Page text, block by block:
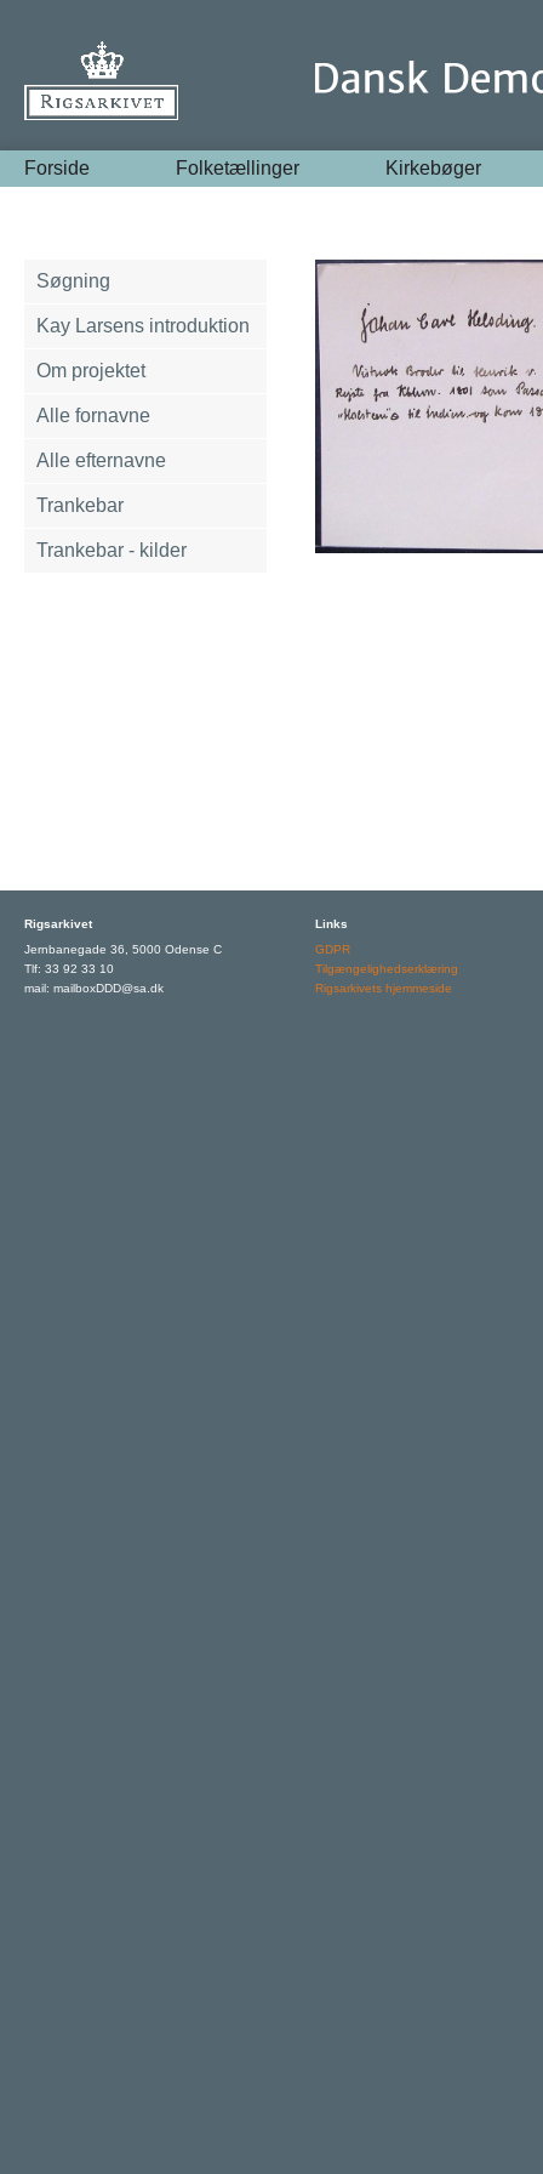
Forside Folketællinger Kirkebøger
Søgning
Kay Larsens introduktion
Om projektet
Alle fornavne
Alle efternavne
Trankebar
Trankebar - kilder
Rigsarkivet
Jernbanegade 36, 5000 Odense C
Tlf: 33 92 33 10
mail: mailboxDDD@sa.dk
Links
GDPR
Tilgængelighedserklæring
Rigsarkivets hjemmeside